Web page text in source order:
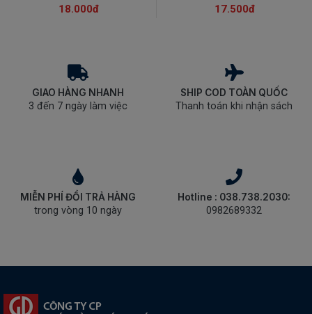
18.000đ 17.500đ
GIAO HÀNG NHANH
3 đến 7 ngày làm việc
SHIP COD TOÀN QUỐC
Thanh toán khi nhận sách
MIỄN PHÍ ĐỔI TRẢ HÀNG
trong vòng 10 ngày
Hotline : 038.738.2030:
0982689332